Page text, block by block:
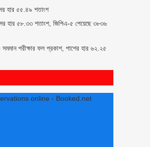
হার ৫৫.৪৯ শতাংশ
হার ৫৮.৩৩ শতাংশ, জিপিএ-৫ পেয়েছে ৩৮৩৬
পরীক্ষার ফল প্রকাশ, পাশের হার ৬২.২৫